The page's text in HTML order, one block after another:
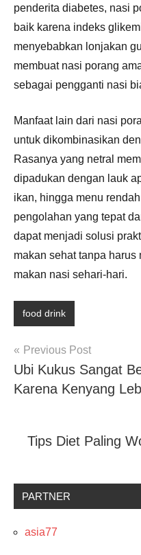
penderita diabetes, nasi
baik karena indeks
menyebabkan lonjakan
membuat nasi porang
sebagai pengganti nasi
Manfaat lain dari nasi
untuk dikombinasikan
Rasanya yang netral
dipadukan dengan lauk
ikan, hingga menu
pengolahan yang tepat
dapat menjadi solusi
makan sehat tanpa
makan nasi sehari-hari.
food drink
Post
navigation
Previous Post
Ubi Kukus Sangat
Karena Kenyang
Tips Diet Paling
PARTNER
asia77